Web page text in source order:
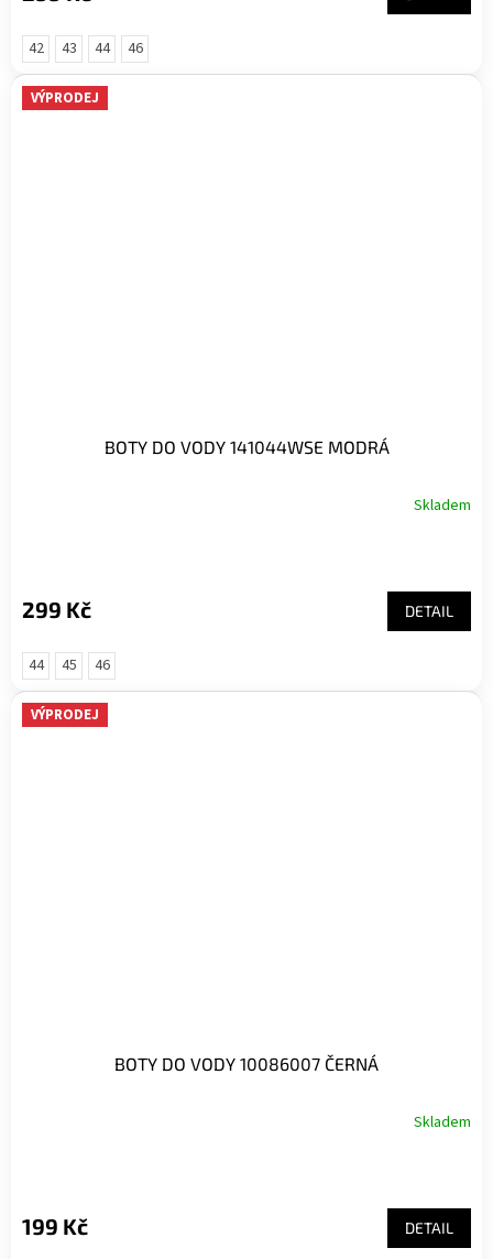
42 43 44 46
VÝPRODEJ
BOTY DO VODY 141044WSE MODRÁ
Skladem
299 Kč DETAIL
44 45 46
VÝPRODEJ
BOTY DO VODY 10086007 ČERNÁ
Skladem
199 Kč DETAIL